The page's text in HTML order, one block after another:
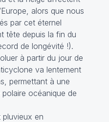
alors que nous
par cet éternel
tête depuis la fin du
de longévité !).
à partir du jour de
va lentement
permettant à une
polaire océanique de
en